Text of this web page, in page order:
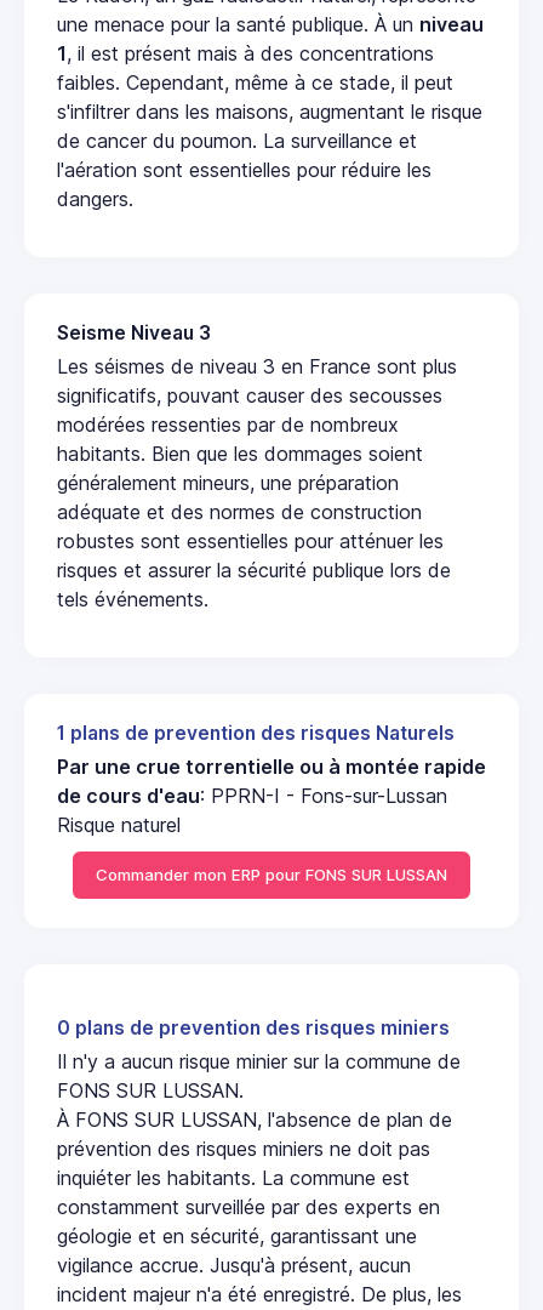
une menace pour la santé publique. À un niveau
1, il est présent mais à des concentrations
faibles. Cependant, même à ce stade, il peut
s'infiltrer dans les maisons, augmentant le risque
de cancer du poumon. La surveillance et
l'aération sont essentielles pour réduire les
dangers.
Seisme Niveau 3
Les séismes de niveau 3 en France sont plus
significatifs, pouvant causer des secousses
modérées ressenties par de nombreux
habitants. Bien que les dommages soient
généralement mineurs, une préparation
adéquate et des normes de construction
robustes sont essentielles pour atténuer les
risques et assurer la sécurité publique lors de
tels événements.
1 plans de prevention des risques Naturels
Par une crue torrentielle ou à montée rapide
de cours d'eau: PPRN-I - Fons-sur-Lussan
Risque naturel
Commander mon ERP pour FONS SUR LUSSAN
0 plans de prevention des risques miniers
Il n'y a aucun risque minier sur la commune de
FONS SUR LUSSAN.
À FONS SUR LUSSAN, l'absence de plan de
prévention des risques miniers ne doit pas
inquiéter les habitants. La commune est
constamment surveillée par des experts en
géologie et en sécurité, garantissant une
vigilance accrue. Jusqu'à présent, aucun
incident majeur n'a été enregistré. De plus, les